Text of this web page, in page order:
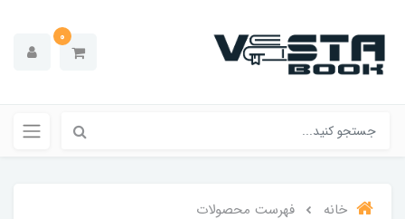
0
خانه
فهرست محصولات